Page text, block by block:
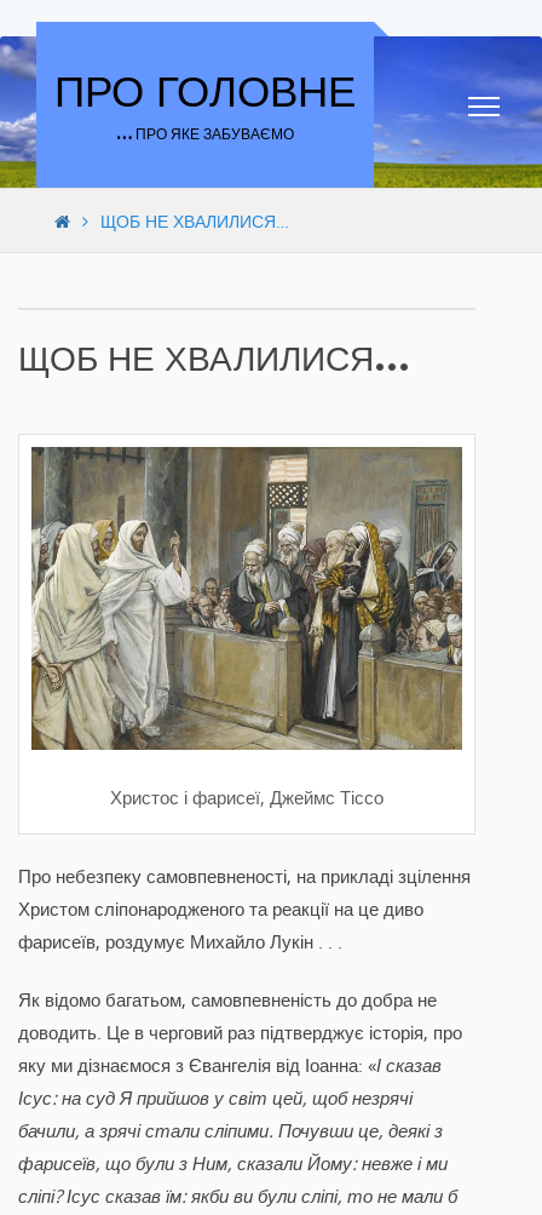
Skip to content
ПРО ГОЛОВНЕ
… ПРО ЯКЕ ЗАБУВАЄМО
ЩОБ НЕ ХВАЛИЛИСЯ…
ЩОБ НЕ ХВАЛИЛИСЯ…
Христос і фарисеї, Джеймс Тіссо
Про небезпеку самовпевненості, на прикладі зцілення
Христом сліпонародженого та реакції на це диво
фарисеїв, роздумує Михайло Лукін . . .
Як відомо багатьом, самовпевненість до добра не
доводить. Це в черговий раз підтверджує історія, про
яку ми дізнаємося з Євангелія від Іоанна: «І сказав
Ісус: на суд Я прийшов у світ цей, щоб незрячі
бачили, а зрячі стали сліпими. Почувши це, деякі з
фарисеїв, що були з Ним, сказали Йому: невже і ми
сліпі? Ісус сказав їм: якби ви були сліпі, то не мали б